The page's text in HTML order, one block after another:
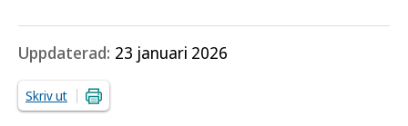
Uppdaterad: 23 januari 2026
Skriv ut